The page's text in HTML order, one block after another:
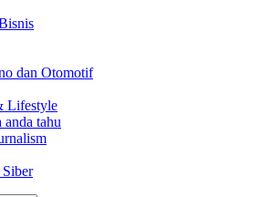
dan Otomotif
Lifestyle
anda tahu